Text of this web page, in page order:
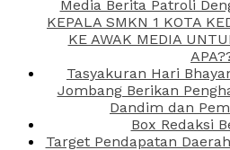
Media Berita Patroli
KEPALA SMKN 1 KOTA
KE AWAK MEDIA
Tasyakuran Hari
Jombang Berikan
Dandim dan
Box Redaksi
Target Pendapatan